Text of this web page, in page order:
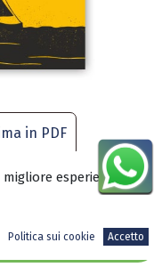
in PDF
esperienza
Politica sui cookie Accetto